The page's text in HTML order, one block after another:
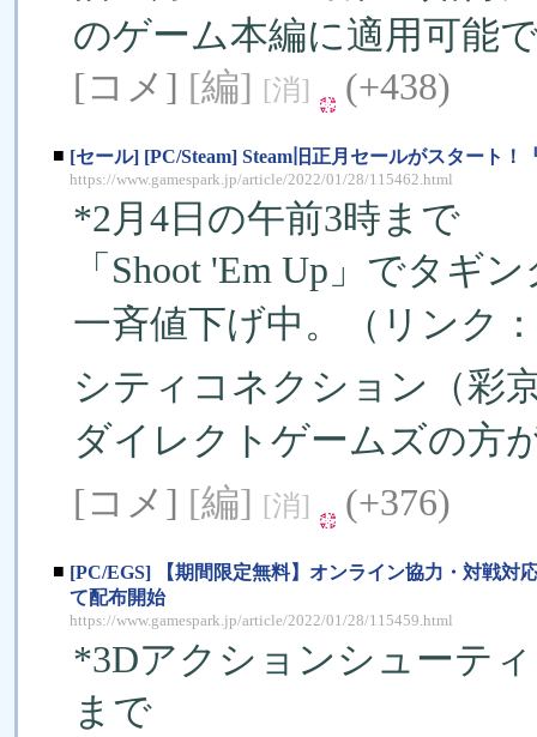
のゲーム本編に適用可能
[コメ] [編] [消] (+438)
■ [セール] [PC/Steam] Steam旧正月セールがスタート
https://www.gamespark.jp/article/2022/01/28/115462.html
*2月4日の午前3時まで
「Shoot 'Em Up」でタギ
一斉値下げ中。（リンク：
シティコネクション（彩
ダイレクトゲームズの方
[コメ] [編] [消] (+376)
■ [PC/EGS] 【期間限定無料】オンライン協力・対戦対
て配布開始
https://www.gamespark.jp/article/2022/01/28/115459.html
*3Dアクションシューテ
まで